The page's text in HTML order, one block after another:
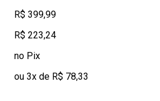
R$ 399,99
R$ 223,24
no Pix
ou 3x de R$ 78,33